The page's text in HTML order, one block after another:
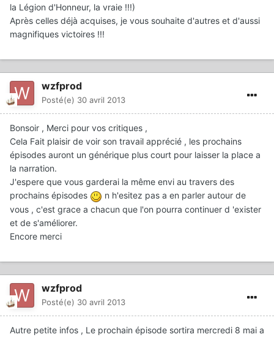
la Légion d'Honneur, la vraie !!!)
Après celles déjà acquises, je vous souhaite d'autres et d'aussi
magnifiques victoires !!!
wzfprod
Posté(e) 30 avril 2013
Bonsoir , Merci pour vos critiques ,
Cela Fait plaisir de voir son travail apprécié , les prochains
épisodes auront un générique plus court pour laisser la place a
la narration.
J'espere que vous garderai la même envi au travers des
prochains épisodes
n h'esitez pas a en parler autour de
vous , c'est grace a chacun que l'on pourra continuer d 'exister
et de s'améliorer.
Encore merci
wzfprod
Posté(e) 30 avril 2013
Autre petite infos , Le prochain épisode sortira mercredi 8 mai a